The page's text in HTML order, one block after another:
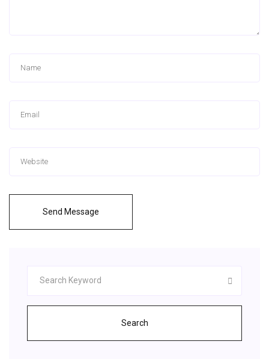
Send Message
Search